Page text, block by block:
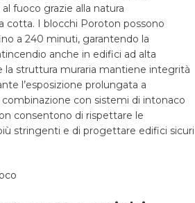
fuoco grazie alla natura
cotta. I blocchi Poroton possono
a 240 minuti, garantendo la
anche in edifici ad alta
la struttura muraria mantiene integrità
l’esposizione prolungata a
con sistemi di intonaco
consentono di rispettare le
stringenti e di progettare edifici sicuri